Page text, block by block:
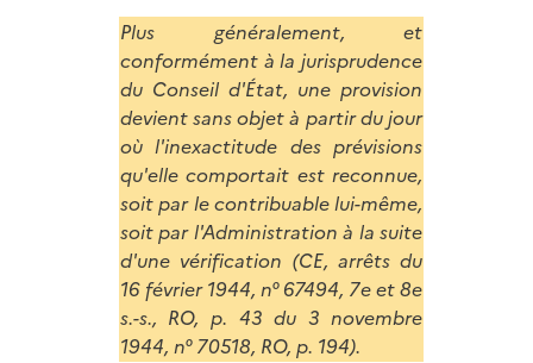
Plus généralement, et
conformément à la jurisprudence
du Conseil d'État, une provision
devient sans objet à partir du jour
où l'inexactitude des prévisions
qu'elle comportait est reconnue,
soit par le contribuable lui-même,
soit par l'Administration à la suite
d'une vérification (CE, arrêts du
16 février 1944, n° 67494, 7e et 8e
s.-s., RO, p. 43 du 3 novembre
1944, n° 70518, RO, p. 194).